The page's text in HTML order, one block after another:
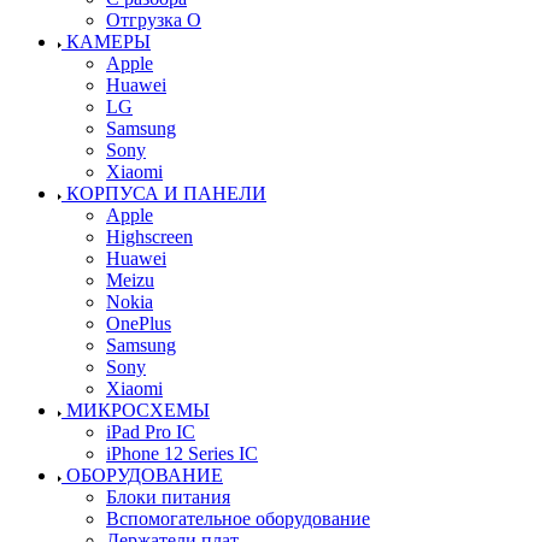
Отгрузка О
КАМЕРЫ
Apple
Huawei
LG
Samsung
Sony
Xiaomi
КОРПУСА И ПАНЕЛИ
Apple
Highscreen
Huawei
Meizu
Nokia
OnePlus
Samsung
Sony
Xiaomi
МИКРОСХЕМЫ
iPad Pro IC
iPhone 12 Series IC
ОБОРУДОВАНИЕ
Блоки питания
Вспомогательное оборудование